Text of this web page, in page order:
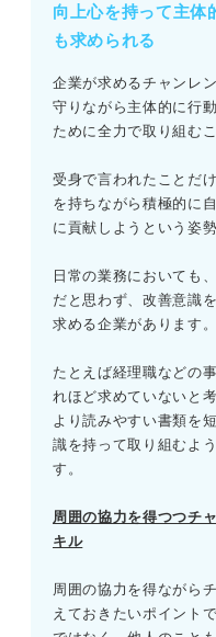
向上心を持って主体
も求められる
企業が求めるチャンレ
守りながら主体的に行
ために全力で取り組む
受身で言われたことだ
を持ちながら積極的に
に貢献しようという姿
日常の業務においても
だと思わず、改善意識
求める企業があります。
たとえば経理職などの
れほど求めていないと
より読みやすい書類を
識を持って取り組むよ
す。
周囲の協力を得つつチ
キル
周囲の協力を得ながら
えておきたいポイント